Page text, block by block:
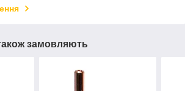
замовляють